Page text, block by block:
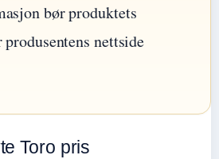
bør produktets
nettside
Toro pris